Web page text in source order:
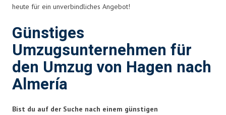
heute für ein unverbindliches Angebot!
Günstiges
Umzugsunternehmen für
den Umzug von Hagen nach
Almería
Bist du auf der Suche nach einem günstigen